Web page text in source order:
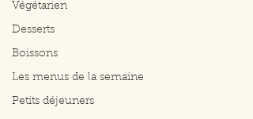
Végétarien
Desserts
Boissons
Les menus de la semaine
Petits déjeuners